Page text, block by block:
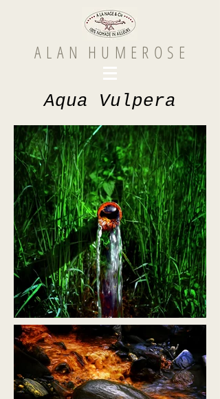
A L A N H U M E R O S E
Aqua Vulpera